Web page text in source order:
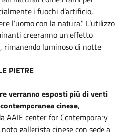
i fuochi d’artificio,
l’uomo con la natura.” L’utilizzo
creeranno un effetto
rimanendo luminoso di notte.
PIETRE
verranno esposti più di venti
cinese,
AAIE center for Contemporary
gallerista cinese con sede a